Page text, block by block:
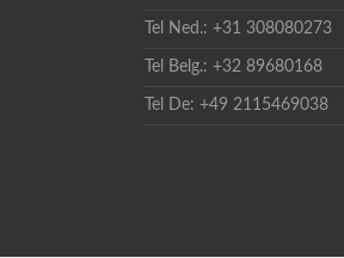
Tel Ned.: +31 308080273
Tel Belg.: +32 89680168
Tel De: +49 2115469038